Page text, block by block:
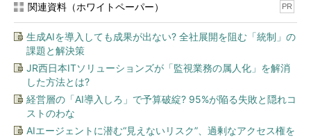
関連資料（ホワイトペーパー） PR
生成AIを導入しても成果が出ない? 全社展開を阻む「統制」の
課題と解決策
JR西日本ITソリューションズが「監視業務の属人化」を解消
した方法とは?
経営層の「AI導入しろ」で予算破綻? 95%が陥る失敗と隠れコ
ストのわな
AIエージェントに潜む“見えないリスク”、過剰なアクセス権を